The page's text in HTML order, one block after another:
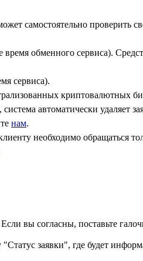
самостоятельно проверить
обменного сервиса).
сервиса).
криптовалютных
автоматически удаляет
нам.
необходимо обращаться
вы согласны, поставьте
заявки", где будет